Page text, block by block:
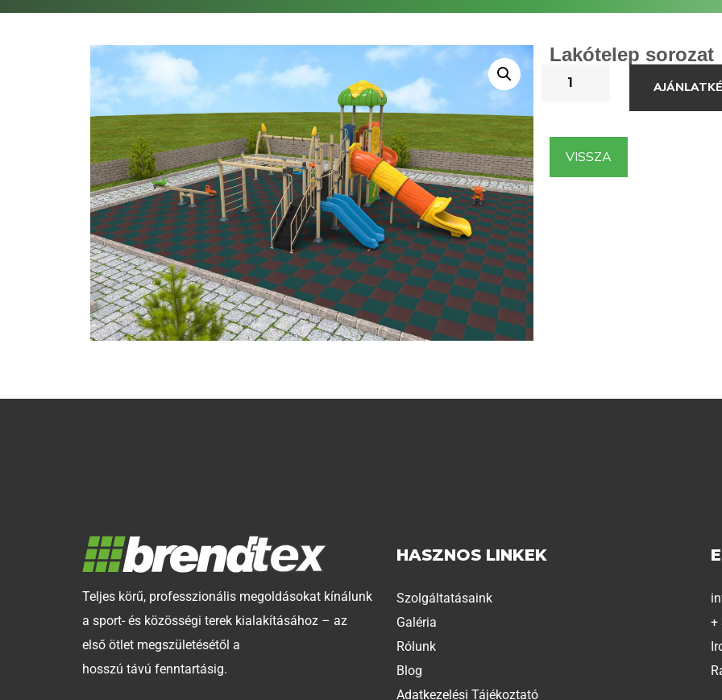
Lakótelep sorozat
VISSZA
Teljes körű, professzionális megoldásokat kínálunk
a sport- és közösségi terek kialakításához – az
első ötlet megszületésétől a
hosszú távú fenntartásig.
HASZNOS LINKEK
Szolgáltatásaink
Galéria
Rólunk
Blog
Adatkezelési Tájékoztató
+